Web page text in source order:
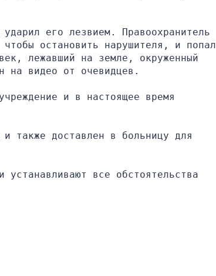
его лезвием. Правоохранитель
остановить нарушителя, и попал
лежавший на земле, окруженный
на видео от очевидцев.
и в настоящее время
также доставлен в больницу для
все обстоятельства